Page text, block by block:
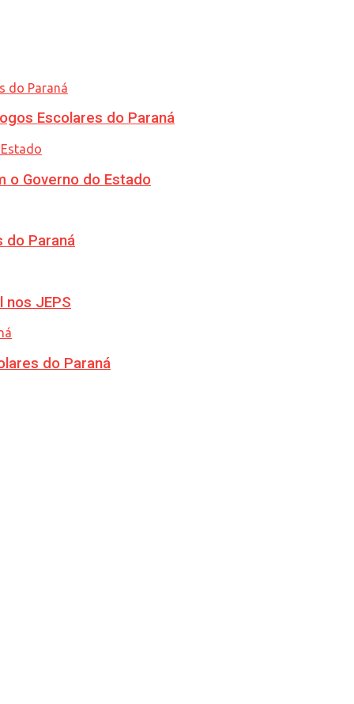
Escolares do Paraná
o Governo do Estado
do Paraná
JEPS
do Paraná